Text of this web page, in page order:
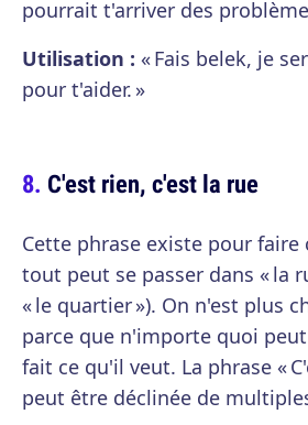
pourrait t'arriver des
Utilisation : « Fais belek, je
pour t'aider. »
C'est rien, c'est la rue
Cette phrase existe pour
tout peut se passer dans « la
« le quartier »). On n'est plus
parce que n'importe quoi
fait ce qu'il veut. La phrase «
peut être déclinée de